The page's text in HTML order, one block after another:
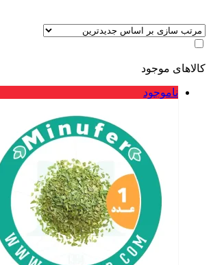
کالاهای موجود
ناموجود